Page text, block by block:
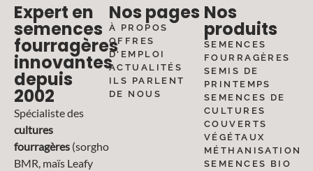
Expert en
semences
fourragères
innovantes
depuis
2002
Spécialiste des
cultures
fourragères (sorgho
BMR, maïs Leafy
Nos pages
À PROPOS
OFFRES
D'EMPLOI
ACTUALITÉS
ILS PARLENT
DE NOUS
Nos
produits
SEMENCES
FOURRAGÈRES
SEMIS DE
PRINTEMPS
SEMENCES DE
CULTURES
COUVERTS
VÉGÉTAUX
MÉTHANISATION
SEMENCES BIO